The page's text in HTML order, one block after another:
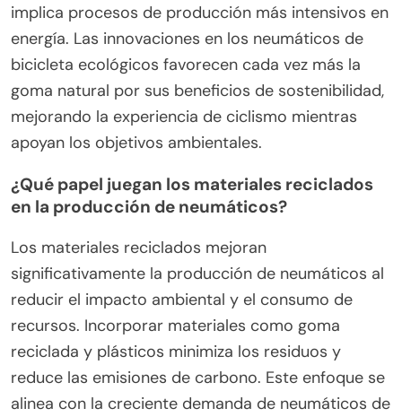
implica procesos de producción más intensivos en
energía. Las innovaciones en los neumáticos de
bicicleta ecológicos favorecen cada vez más la
goma natural por sus beneficios de sostenibilidad,
mejorando la experiencia de ciclismo mientras
apoyan los objetivos ambientales.
¿Qué papel juegan los materiales reciclados
en la producción de neumáticos?
Los materiales reciclados mejoran
significativamente la producción de neumáticos al
reducir el impacto ambiental y el consumo de
recursos. Incorporar materiales como goma
reciclada y plásticos minimiza los residuos y
reduce las emisiones de carbono. Este enfoque se
alinea con la creciente demanda de neumáticos de